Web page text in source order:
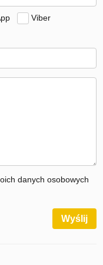
Viber
danych osobowych
Wyślij